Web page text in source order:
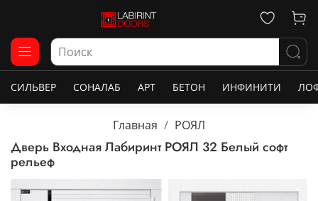
СИЛЬВЕР СОНАЛАБ АРТ БЕТОН ИНФИНИТИ
Главная РОЯЛ
Дверь Входная Лабиринт РОЯЛ 32 Белый софт
рельеф